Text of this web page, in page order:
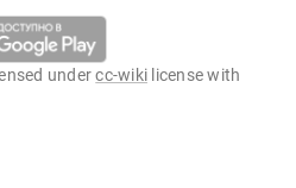
undercc-wiki license with